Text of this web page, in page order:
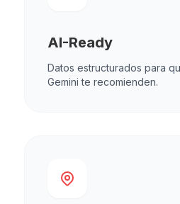
AI-Ready
Datos estructurados para
Gemini te recomienden.